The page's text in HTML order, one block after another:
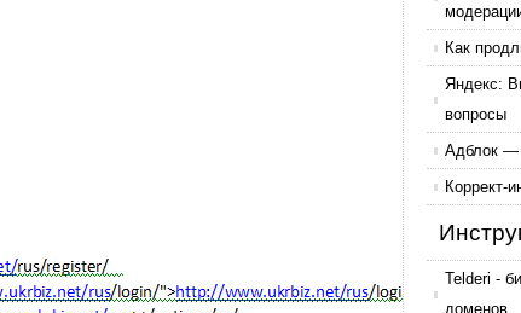
Как
Яндекс:
вопросы
Адблок —
Коррект-
Telderi -
доменов